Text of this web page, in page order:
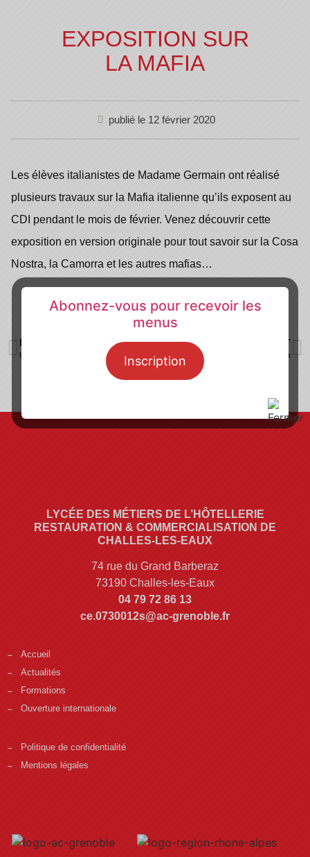
EXPOSITION SUR
LA MAFIA
publié le 12 février 2020
Les élèves italianistes de Madame Germain ont réalisé
plusieurs travaux sur la Mafia italienne qu’ils exposent au
CDI pendant le mois de février. Venez découvrir cette
exposition en version originale pour tout savoir sur la Cosa
Nostra, la Camorra et les autres mafias…
Un repas solidaire au lycée!
SUIVANT
Le club Japon
LYCÉE DES MÉTIERS DE L’HÔTELLERIE
RESTAURATION & COMMERCIALISATION DE
CHALLES-LES-EAUX
74 rue du Grand Barberaz
73190 Challes-les-Eaux
04 79 72 86 13
ce.0730012s@ac-grenoble.fr
Accueil
Actualités
Formations
Ouverture internationale
Politique de confidentialité
Mentions légales
Abonnez-vous pour recevoir les
menus
Inscription